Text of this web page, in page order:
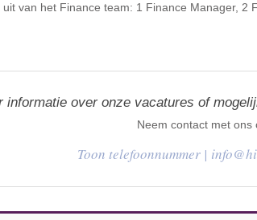
van het Finance team: 1 Finance Manager, 2
informatie over onze vacatures of
Neem contact met ons
|